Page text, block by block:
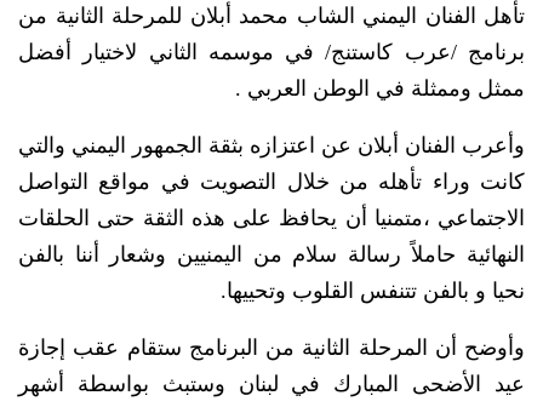
تأهل الفنان اليمني الشاب محمد أبلان للمرحلة الثانية من
برنامج /عرب كاستنج/ في موسمه الثاني لاختيار أفضل
ممثل وممثلة في الوطن العربي .
وأعرب الفنان أبلان عن اعتزازه بثقة الجمهور اليمني والتي
كانت وراء تأهله من خلال التصويت في مواقع التواصل
الاجتماعي ،متمنيا أن يحافظ على هذه الثقة حتى الحلقات
النهائية حاملاً رسالة سلام من اليمنيين وشعار أننا بالفن
نحيا و بالفن تتنفس القلوب وتحييها.
وأوضح أن المرحلة الثانية من البرنامج ستقام عقب إجازة
عيد الأضحى المبارك في لبنان وستبث بواسطة أشهر